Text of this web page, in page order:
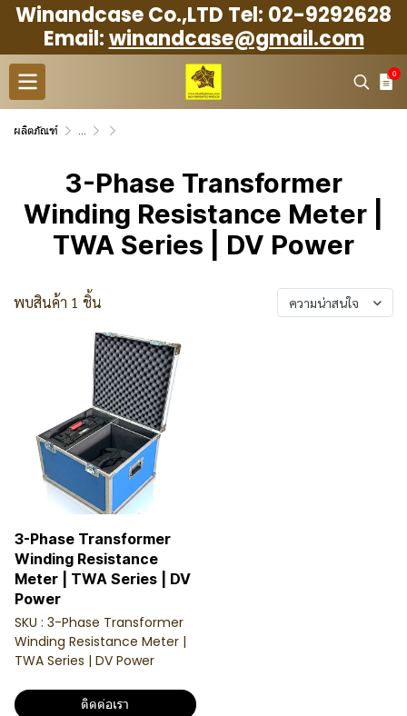
Winandcase Co.,LTD Tel: 02-9292628
Email:winandcase@gmail.com
0
ผลิตภัณฑ์ ... Measurement case กล่องใส่เครื่องมือวัด เเละสอบเทียบ
3-Phase Transformer
Winding Resistance Meter |
TWA Series | DV Power
พบสินค้า 1 ชิ้น ความน่าสนใจ
3-Phase Transformer
Winding Resistance
Meter | TWA Series | DV
Power
SKU : 3-Phase Transformer
Winding Resistance Meter |
TWA Series | DV Power
ติดต่อเรา